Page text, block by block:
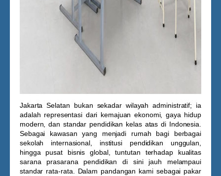
Jakarta Selatan bukan sekadar wilayah administratif; ia
adalah representasi dari kemajuan ekonomi, gaya hidup
modern, dan standar pendidikan kelas atas di Indonesia.
Sebagai kawasan yang menjadi rumah bagi berbagai
sekolah internasional, institusi pendidikan unggulan,
hingga pusat bisnis global, tuntutan terhadap kualitas
sarana prasarana pendidikan di sini jauh melampaui
standar rata-rata. Dalam pandangan kami sebagai pakar